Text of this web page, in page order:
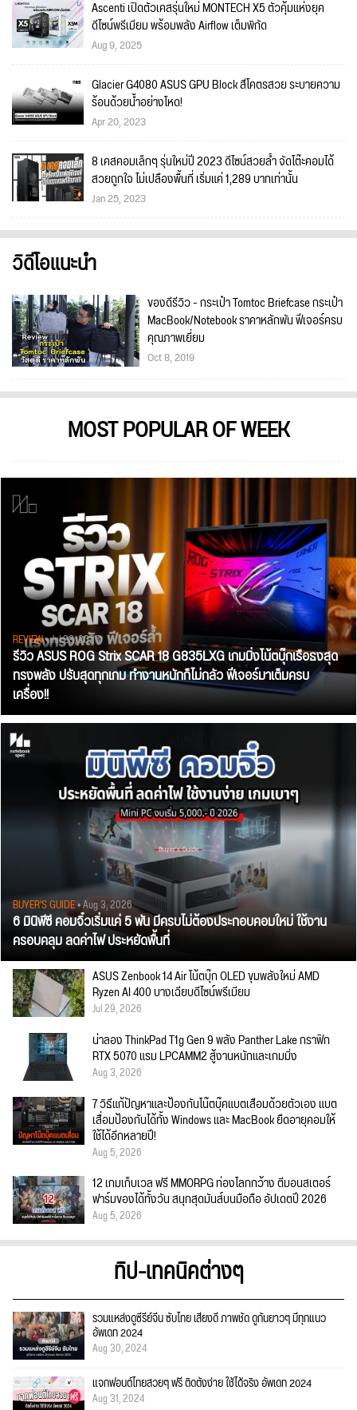
Ascenti เปิดตัวเคสรุ่นใหม่ MONTECH X5 ตัวคุ้มแห่งยุค
ดีไซน์พรีเมียม พร้อมพลัง Airflow เต็มพิกัด
Aug 9, 2025
Glacier G4080 ASUS GPU Block สีโคตรสวย ระบายความ
ร้อนด้วยน้ำอย่างโหด!
Apr 20, 2023
8 เคสคอมเล็กๆ รุ่นใหม่ปี 2023 ดีไซน์สวยล้ำ จัดโต๊ะคอมได้
สวยถูกใจ ไม่เปลืองพื้นที่ เริ่มแค่ 1,289 บาทเท่านั้น
Jan 25, 2023
วิดีโอแนะนำ
ของดีรีวิว - กระเป๋า Tomtoc Briefcase กระเป๋า
MacBook/Notebook ราคาหลักพัน ฟีเจอร์ครบ
คุณภาพเยี่ยม
Oct 8, 2019
MOST POPULAR OF WEEK
REVIEW• Jul 28, 2026
รีวิว ASUS ROG Strix SCAR 18 G835LXG เกมมิ่งโน้ตบุ๊กเรือธงสุด
ทรงพลัง ปรับสุดทุกเกม ทำงานหนักก็ไม่กลัว ฟีเจอร์มาเต็มครบ
เครื่อง!!
BUYER'S GUIDE• Aug 3, 2026
6 มินิพีซี คอมจิ๋วเริ่มแค่ 5 พัน มีครบไม่ต้องประกอบคอมใหม่ ใช้งาน
ครอบคลุม ลดค่าไฟ ประหยัดพื้นที่
ASUS Zenbook 14 Air โน้ตบุ๊ก OLED ขุมพลังใหม่ AMD
Ryzen AI 400 บางเฉียบดีไซน์พรีเมียม
Jul 29, 2026
น่าลอง ThinkPad T1g Gen 9 พลัง Panther Lake กราฟิก
RTX 5070 แรม LPCAMM2 สู้งานหนักและเกมมิ่ง
Aug 3, 2026
7 วิธีแก้ปัญหาและป้องกันโน๊ตบุ๊คแบตเสื่อมด้วยตัวเอง แบต
เสื่อมป้องกันได้ทั้ง Windows และ MacBook ยืดอายุคอมให้
ใช้ได้อีกหลายปี!
Aug 5, 2026
12 เกมเก็บเวล ฟรี MMORPG ท่องโลกกว้าง ตีมอนสเตอร์
ฟาร์มของได้ทั้งวัน สนุกสุดมันส์บนมือถือ อัปเดตปี 2026
Aug 5, 2026
ทิป-เทคนิคต่างๆ
รวมแหล่งดูซีรีย์จีน ซับไทย เสียงดี ภาพชัด ดูกันยาวๆ มีทุกแนว
อัพเดท 2024
Aug 30, 2024
แจกฟอนต์ไทยสวยๆ ฟรี ติดตั้งง่าย ใช้ได้จริง อัพเดท 2024
Aug 31, 2024